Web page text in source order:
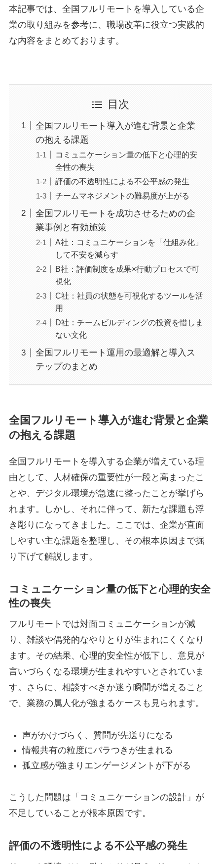
本記事では、全国フルリモートを導入している企
業の取り組みを参考に、職場改革に役立つ実践的
な内容をまとめております。
目次
全国フルリモート導入が進む背景と企業
の抱える課題
コミュニケーション量の低下と心理的安
全性の喪失
評価の不透明性による不公平感の発生
チームマネジメントの難易度が上がる
全国フルリモートを成功させるための企
業事例と有効施策
A社：コミュニケーションを「仕組み化」
して不安を減らす
B社：評価制度を成果×行動プロセスで可
視化
C社：社員の状態を可視化するツールを活
用
D社：チームビルディングの投資を惜しま
ない文化
全国フルリモート運用の最適解と導入ス
テップのまとめ
全国フルリモート導入が進む背景と企業
の抱える課題
全国フルリモートを導入する企業が増えている理
由として、人材確保の重要性が一段と高まったこ
とや、デジタル環境が急速に整ったことが挙げら
れます。しかし、それに伴って、新たな課題も浮
き彫りになってきました。ここでは、企業が直面
しやすい主な課題を整理し、その根本原因まで掘
り下げて解説します。
コミュニケーション量の低下と心理的安全
性の喪失
フルリモートでは対面コミュニケーションが減
り、雑談や偶発的なやりとりが生まれにくくなり
ます。その結果、心理的安全性が低下し、意見が
言いづらくなる環境が生まれやすいとされていま
す。さらに、相談すべきか迷う瞬間が増えること
で、業務の属人化が強まるケースも見られます。
声がかけづらく、質問が先送りになる
情報共有の粒度にバラつきが生まれる
孤立感が強まりエンゲージメントが下がる
こうした問題は「コミュニケーションの設計」が
不足していることが根本原因です。
評価の不透明性による不公平感の発生